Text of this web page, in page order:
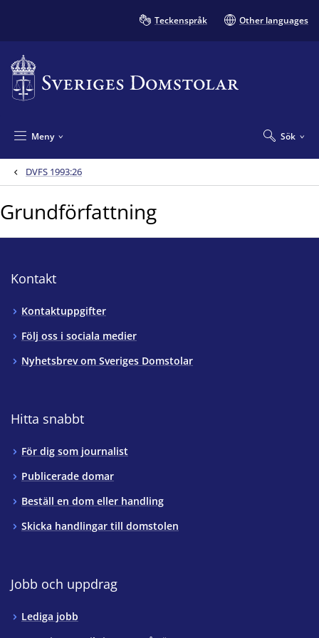
Teckenspråk Other languages
Sök
Meny
DVFS 1993:26
Grundförfattning
Kontakt
Kontaktuppgifter
Följ oss i sociala medier
Nyhetsbrev om Sveriges Domstolar
Hitta snabbt
För dig som journalist
Publicerade domar
Beställ en dom eller handling
Skicka handlingar till domstolen
Jobb och uppdrag
Lediga jobb